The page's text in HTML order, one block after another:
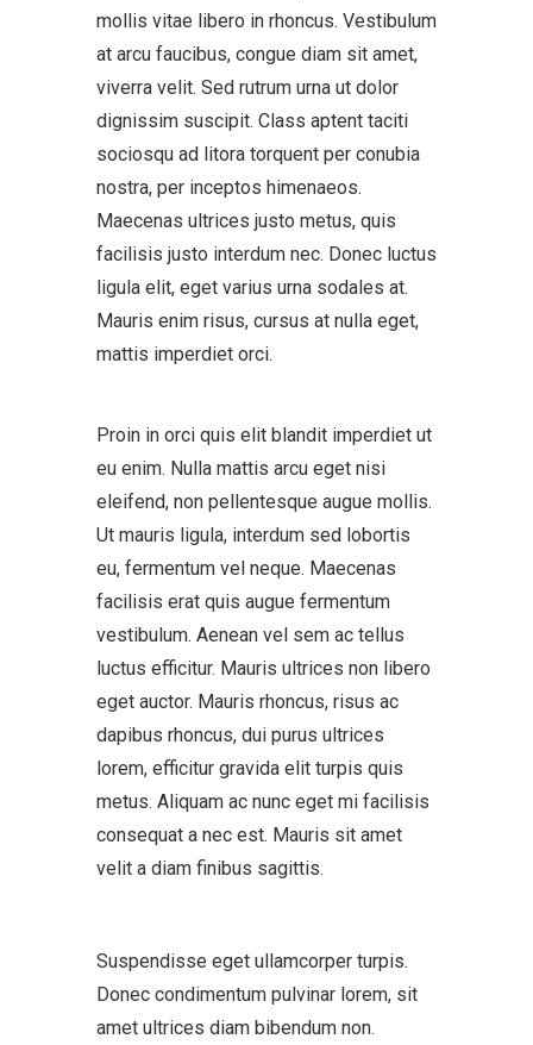
mollis vitae libero in rhoncus. Vestibulum
at arcu faucibus, congue diam sit amet,
viverra velit. Sed rutrum urna ut dolor
dignissim suscipit. Class aptent taciti
sociosqu ad litora torquent per conubia
nostra, per inceptos himenaeos.
Maecenas ultrices justo metus, quis
facilisis justo interdum nec. Donec luctus
ligula elit, eget varius urna sodales at.
Mauris enim risus, cursus at nulla eget,
mattis imperdiet orci.
Proin in orci quis elit blandit imperdiet ut
eu enim. Nulla mattis arcu eget nisi
eleifend, non pellentesque augue mollis.
Ut mauris ligula, interdum sed lobortis
eu, fermentum vel neque. Maecenas
facilisis erat quis augue fermentum
vestibulum. Aenean vel sem ac tellus
luctus efficitur. Mauris ultrices non libero
eget auctor. Mauris rhoncus, risus ac
dapibus rhoncus, dui purus ultrices
lorem, efficitur gravida elit turpis quis
metus. Aliquam ac nunc eget mi facilisis
consequat a nec est. Mauris sit amet
velit a diam finibus sagittis.
Suspendisse eget ullamcorper turpis.
Donec condimentum pulvinar lorem, sit
amet ultrices diam bibendum non.